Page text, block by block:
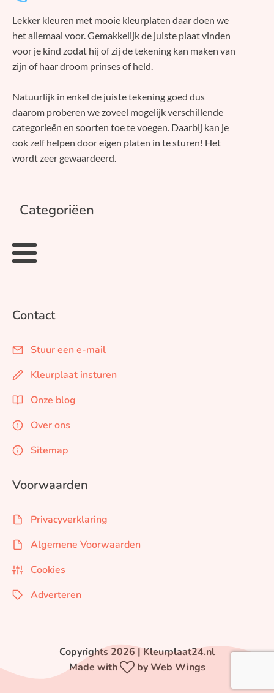
Lekker kleuren met mooie kleurplaten daar doen we
het allemaal voor. Gemakkelijk de juiste plaat vinden
voor je kind zodat hij of zij de tekening kan maken van
zijn of haar droom prinses of held.
Natuurlijk in enkel de juiste tekening goed dus
daarom proberen we zoveel mogelijk verschillende
categorieën en soorten toe te voegen. Daarbij kan je
ook zelf helpen door eigen platen in te sturen! Het
wordt zeer gewaardeerd.
Categoriëen
Contact
Stuur een e-mail
Kleurplaat insturen
Onze blog
Over ons
Sitemap
Voorwaarden
Privacyverklaring
Algemene Voorwaarden
Cookies
Adverteren
Copyrights 2026 | Kleurplaat24.nl
Made with
by Web Wings